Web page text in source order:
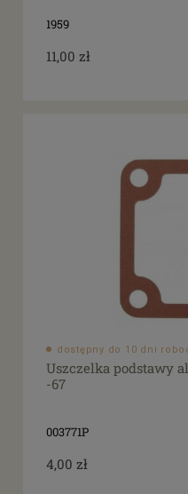
1959
11,00 zł
dostępny do 10 dni
Uszczelka podstawy
-67
003771P
4,00 zł